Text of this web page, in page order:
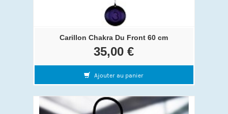
Carillon Chakra Du Front 60 cm
35,00 €
Ajouter au panier